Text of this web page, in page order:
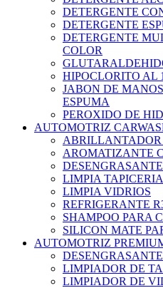
DETERGENTE
DETERGENTE
DETERGENTE
COLOR
HIPOCLORITO AL
JABON DE
ESPUMA
PEROXIDO DE
AUTOMOTRIZ
AROMATIZANTE
LIMPIA TAPICERIA
LIMPIA VIDRIOS
REFRIGERANTE
SHAMPOO PARA
SILICON MATE
AUTOMOTRIZ
LIMPIADOR DE
LIMPIADOR DE